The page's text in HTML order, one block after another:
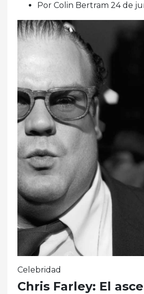
Por Colin Bertram 24 de
Celebridad
Chris Farley: El